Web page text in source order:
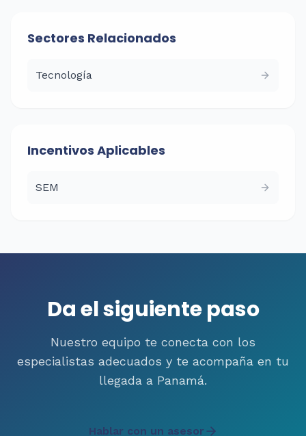
Sectores Relacionados
Tecnología
Incentivos Aplicables
SEM
Da el siguiente paso
Nuestro equipo te conecta con los
especialistas adecuados y te acompaña en tu
llegada a Panamá.
Hablar con un asesor